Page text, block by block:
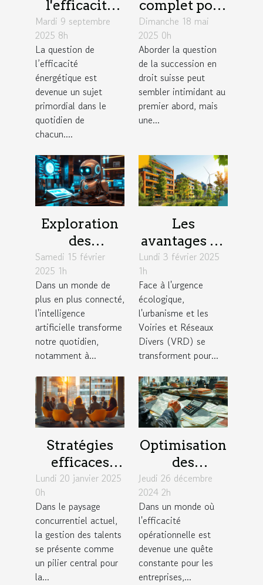
l'efficacité
énergétique :
astuces pour
réduire votre
facture
Mardi 9 septembre
2025 8h
La question de
l’efficacité
énergétique est
devenue un sujet
primordial dans le
quotidien de
chacun....
complet pour
comprendre
et planifier
sa succession
en droit
suisse
Dimanche 18 mai
2025 0h
Aborder la question
de la succession en
droit suisse peut
sembler intimidant au
premier abord, mais
une...
Exploration
des
avantages
des chatbots
basés sur
l'intelligence
artificielle
Samedi 15 février
2025 1h
Dans un monde de
plus en plus connecté,
l'intelligence
artificielle transforme
notre quotidien,
notamment à...
Les
avantages de
l'intégration
technologies
durables en
urbanisme et
VRD
Lundi 3 février 2025
1h
Face à l'urgence
écologique,
l'urbanisme et les
Voiries et Réseaux
Divers (VRD) se
transforment pour...
Stratégies
efficaces
pour une
gestion des
talents
durable en
entreprise
Lundi 20 janvier 2025
0h
Dans le paysage
concurrentiel actuel,
la gestion des talents
se présente comme
un pilier central pour
la...
Optimisation
des
processus de
paie en
fonction des
conventions
collectives
Jeudi 26 décembre
2024 2h
Dans un monde où
l'efficacité
opérationnelle est
devenue une quête
constante pour les
entreprises,...